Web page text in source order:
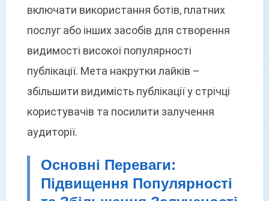
включати використання ботів, платних
послуг або інших засобів для створення
видимості високої популярності
публікації. Мета накрутки лайків –
збільшити видимість публікації у стрічці
користувачів та посилити залучення
аудиторії.
Основні Переваги:
Підвищення Популярності